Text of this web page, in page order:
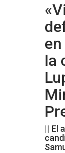
la
|| El